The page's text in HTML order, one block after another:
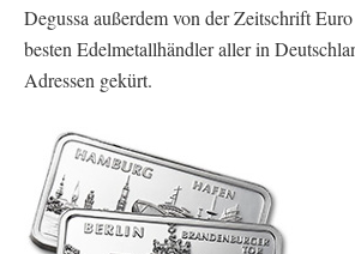
Degussa außerdem von der Zeitschrift
besten Edelmetallhändler aller in
Adressen gekürt.